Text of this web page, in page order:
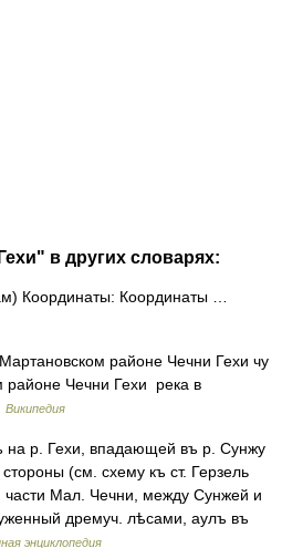
в других словарях:
Координаты: Координаты …
районе Чечни Гехи чу
районе Чечни Гехи река в
Википедия
р. Гехи, впадающей въ р. Сунжу
(см. схему къ ст. Герзель
части Мал. Чечни, между Сунжей и
дремуч. лѣсами, аулъ въ
энциклопедия